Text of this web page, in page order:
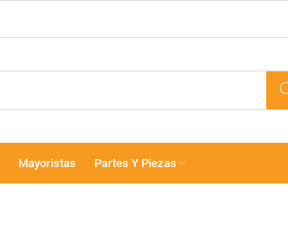
Mayoristas Partes Y Piezas